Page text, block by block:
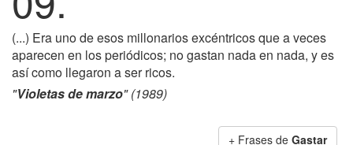
(...) Era uno de esos millonarios excéntricos que a veces
aparecen en los periódicos; no gastan nada en nada, y es
así como llegaron a ser ricos.
"Violetas de marzo" (1989)
+ Frases de Gastar